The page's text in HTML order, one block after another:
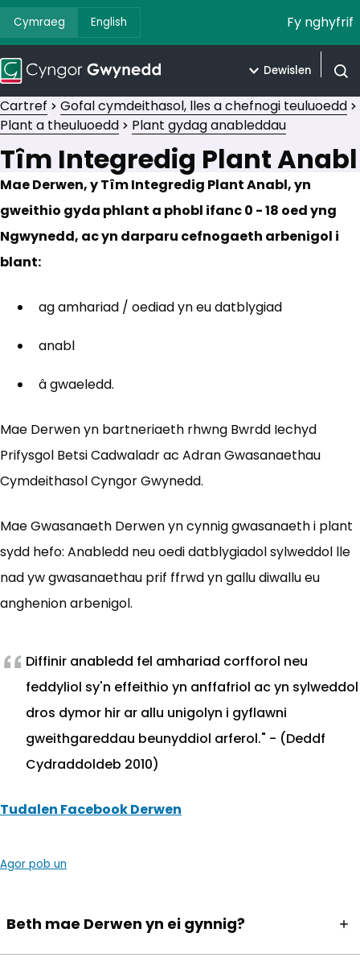
Cymraeg English Fy nghyfrif
Dewislen
Cartref
Gofal cymdeithasol, lles a chefnogi teuluoedd
Plant a theuluoedd
Plant gydag anableddau
Tîm Integredig Plant Anabl
Mae Derwen, y Tîm Integredig Plant Anabl, yn
gweithio gyda phlant a phobl ifanc 0 - 18 oed yng
Ngwynedd, ac yn darparu cefnogaeth arbenigol i
blant:
ag amhariad / oediad yn eu datblygiad
anabl
â gwaeledd.
Mae Derwen yn bartneriaeth rhwng Bwrdd Iechyd
Prifysgol Betsi Cadwaladr ac Adran Gwasanaethau
Cymdeithasol Cyngor Gwynedd.
Mae Gwasanaeth Derwen yn cynnig gwasanaeth i plant
sydd hefo: Anabledd neu oedi datblygiadol sylweddol lle
nad yw gwasanaethau prif ffrwd yn gallu diwallu eu
anghenion arbenigol.
Diffinir anabledd fel amhariad corfforol neu
feddyliol sy'n effeithio yn anffafriol ac yn sylweddol
dros dymor hir ar allu unigolyn i gyflawni
gweithgareddau beunyddiol arferol." - (Deddf
Cydraddoldeb 2010)
Tudalen Facebook Derwen
Agor pob un
Beth mae Derwen yn ei gynnig?